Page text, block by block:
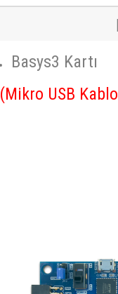
Basys3 Kartı
(Mikro USB